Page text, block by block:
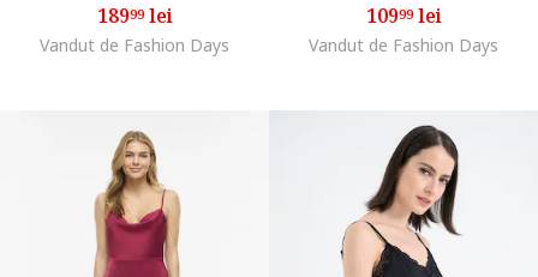
18999lei
Vandut de Fashion Days
10999lei
Vandut de Fashion Days